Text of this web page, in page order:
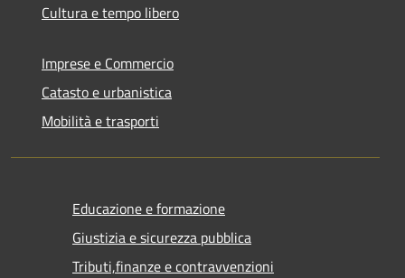
Cultura e tempo libero
Imprese e Commercio
Catasto e urbanistica
Mobilità e trasporti
Educazione e formazione
Giustizia e sicurezza pubblica
Tributi,finanze e contravvenzioni